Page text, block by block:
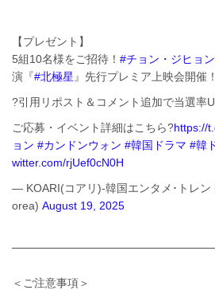
【プレゼント】
5組10名様をご招待！ #チョン・ジヒョン
演『#北極星 』先行プレミア上映会開催！
?引用リポスト＆コメント追加で当選率
ご応募・イベント詳細はこちら?https://
ョン #カンドンウォン #韓国ドラマ #韓
witter.com/rjUef0cN0H
— KOARI(コアリ)-韓国エンタメ･トレン
orea) August 19, 2025
＜ご注意事項＞